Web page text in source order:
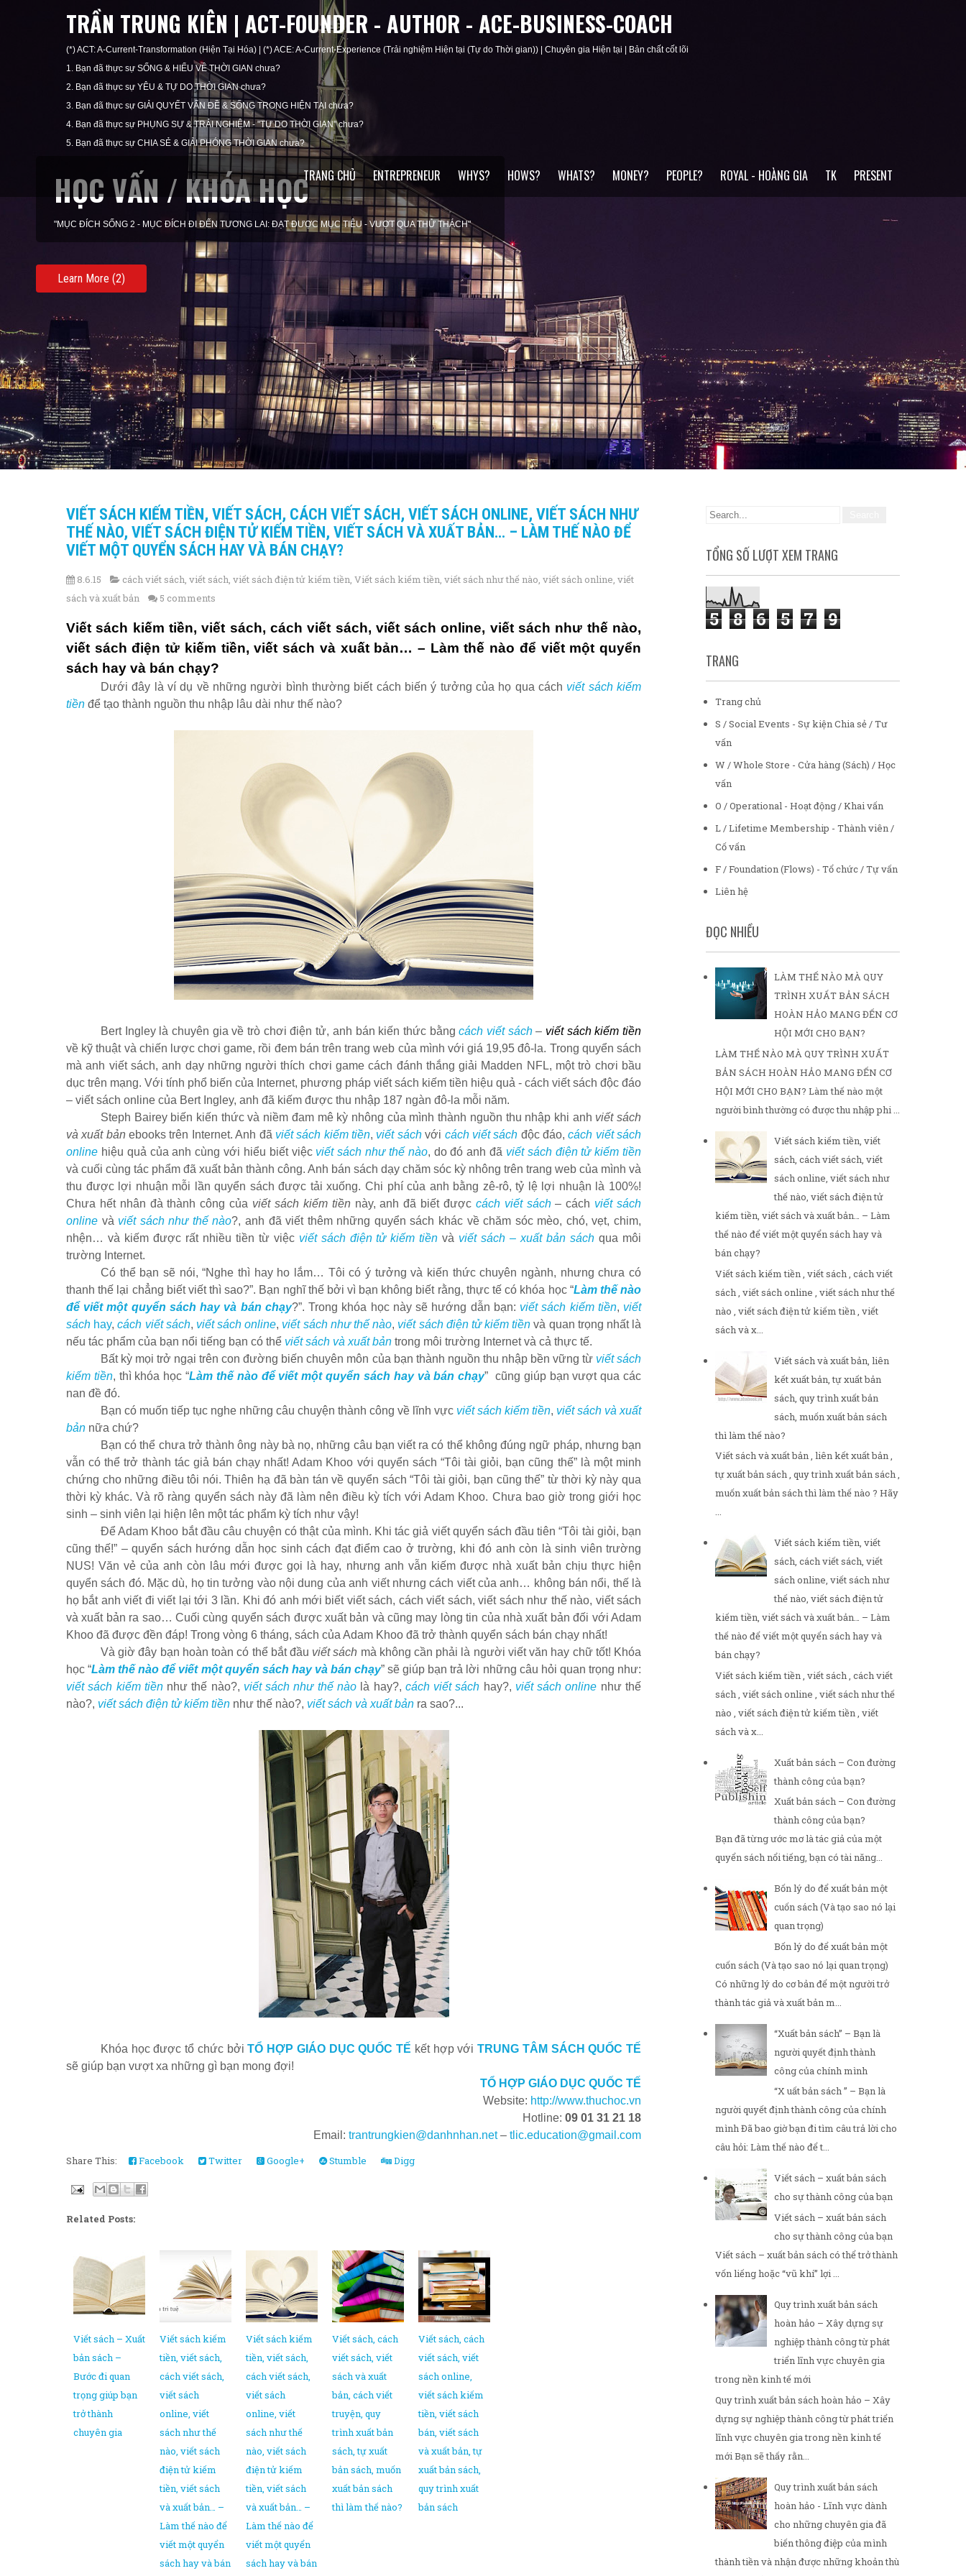
TRẦN TRUNG KIÊN | ACT-FOUNDER - AUTHOR - ACE-BUSINESS-COACH
(*) ACT: A-Current-Transformation (Hiện Tại Hóa) | (*) ACE: A-Current-Experience (Trải nghiệm Hiện tại (Tự do Thời gian)) | Chuyên gia Hiện tại | Bản chất cốt lõi
1. Bạn đã thực sự SỐNG & HIỂU VỀ THỜI GIAN chưa?
2. Bạn đã thực sự YÊU & TỰ DO THỜI GIAN chưa?
3. Bạn đã thực sự GIẢI QUYẾT VẤN ĐỀ & SỐNG TRONG HIỆN TẠI chưa?
4. Bạn đã thực sự PHỤNG SỰ & TRẢI NGHIỆM - "TỰ DO THỜI GIAN" chưa?
5. Bạn đã thực sự CHIA SẺ & GIẢI PHÓNG THỜI GIAN chưa?
TRANG CHỦ ENTREPRENEUR WHYS? HOWS? WHATS? MONEY? PEOPLE? ROYAL - HOÀNG GIA TK PRESENT
KHAI VẤN / HUẤN LUYỆN CÁ NHÂN
"MỤC ĐÍCH SỐNG 3 - MỤC ĐÍCH TRONG HIỆN TẠI: SỐNG THEO ĐÚNG MỤC ĐÍCH"
Learn More (3)
VIẾT SÁCH KIẾM TIỀN, VIẾT SÁCH, CÁCH VIẾT SÁCH, VIẾT SÁCH ONLINE, VIẾT SÁCH NHƯ
THẾ NÀO, VIẾT SÁCH ĐIỆN TỬ KIẾM TIỀN, VIẾT SÁCH VÀ XUẤT BẢN… – LÀM THẾ NÀO ĐỂ
VIẾT MỘT QUYỂN SÁCH HAY VÀ BÁN CHẠY?
8.6.15 cách viết sách, viết sách, viết sách điện tử kiếm tiền, Viết sách kiếm tiền, viết sách như thế nào, viết sách online, viết
sách và xuất bản
5 comments
Viết sách kiếm tiền,viết sách, cách viết sách, viết sách online, viết sách như thế nào,
viết sách điện tử kiếm tiền,viết sách và xuất bản… – Làm thế nào để viết một quyển
sách hay và bán chạy?
Dưới đây là ví dụ về những người bình thường biết cách biến ý tưởng của họ qua cách viết sách kiếm
tiền để tạo thành nguồn thu nhập lâu dài như thế nào?
Bert Ingley là chuyên gia về trò chơi điện tử, anh bán kiến thức bằngcách viết sách– viết sách kiếm tiền
về kỹ thuật và chiến lược chơi game, rồi đem bán trên trang web của mình với giá 19,95 đô-la. Trong quyển sách
mà anh viết sách, anh dạy những người thích chơi game cách đánh thắng giải Madden NFL, một trò chơi bầu
dục trên mạng. Với tính phổ biến của Internet, phương pháp viết sách kiếm tiền hiệu quả - cách viết sách độc đáo
– viết sách online của Bert Ingley, anh đã kiếm được thu nhập 187 ngàn đô-la mỗi năm.
Steph Bairey biến kiến thức và niềm đam mê kỳ nhông của mình thành nguồn thu nhập khi anh viết sách
và xuất bảnebooks trên Internet. Anh đã viết sách kiếm tiền, viết sáchvới cách viết sách độc đáo,cách viết sách
online hiệu quả của anh cùng với hiểu biết việc viết sách như thế nào, do đó anh đã viết sách điện tử kiếm tiền
và cuối cùng tác phẩm đã xuất bản thành công. Anh bán sách dạy chăm sóc kỳ nhông trên trang web của mình và
thu được lợi nhuận mỗi lần quyển sách được tải xuống. Chi phí của anh bằng zê-rô, tỷ lệ lợi nhuận là 100%!
Chưa hết nhân đà thành công của viết sách kiếm tiềnnày, anh đã biết được cách viết sách– cách viết sách
online và viết sách như thế nào?, anh đã viết thêm những quyển sách khác về chăm sóc mèo, chó, vẹt, chim,
nhện… và kiếm được rất nhiều tiền từ việc viết sách điện tử kiếm tiền và viết sách – xuất bản sách qua môi
trường Internet.
Có thể bạn sẽ nói, “Nghe thì hay ho lắm… Tôi có ý tưởng và kiến thức chuyên ngành, nhưng chưa có
thanh thế lại chẳng biết viết thì sao?”. Bạn nghĩ thế bởi vì bạn không biết rằng, thực tế có khóa học “Làm thế nào
để viết một quyển sách hay và bán chạy?”. Trong khóa học này sẽ hướng dẫn bạn: viết sách kiếm tiền, viết
sách hay,cách viết sách, viết sách online, viết sách như thế nào, viết sách điện tử kiếm tiền và quan trọng nhất là
nếu tác phẩm của bạn nổi tiếng bạn có thể viết sách và xuất bản trong môi trường Internet và cả thực tế.
Bất kỳ mọi trở ngại trên con đường biến chuyên môn của bạn thành nguồn thu nhập bền vững từ viết sách
kiếm tiền, thì khóa học “Làm thế nào để viết một quyển sách hay và bán chạy” cũng giúp bạn vượt qua các
nan đề đó.
Bạn có muốn tiếp tục nghe những câu chuyện thành công về lĩnh vực viết sách kiếm tiền, viết sách và xuất
bản nữa chứ?
Bạn có thể chưa trở thành ông này bà nọ, những câu bạn viết ra có thể không đúng ngữ pháp, nhưng bạn
vẫn có thể trở thành tác giả bán chạy nhất! Adam Khoo với quyển sách “Tôi tài giỏi, bạn cũng thế” là một minh
chứng cho những điều tôi nói. Thiên hạ đã bàn tán về quyển sách “Tôi tài giỏi, bạn cũng thế” từ thời kỳ này qua
thời kỳ khác. Và rõ ràng quyển sách này đã làm nên điều kỳ tích với Adam Khoo. Chưa bao giờ trong giới học
sinh – sinh viên lại hiện lên một tác phẩm kỳ tích như vậy!
Để Adam Khoo bắt đầu câu chuyện có thật của mình. Khi tác giả viết quyển sách đầu tiên “Tôi tài giỏi, bạn
cũng thế!” – quyển sách hướng dẫn học sinh cách đạt điểm cao ở trường, khi đó anh còn là sinh viên trường
NUS! Văn vẻ của anh còn lâu mới được gọi là hay, nhưng anh vẫn kiếm được nhà xuất bản chịu thực hiện
quyển sách đó. Mặc dù, họ tin tưởng vào nội dung của anh viết nhưng cách viết của anh… không bán nổi, thế là
họ bắt anh viết đi viết lại tới 3 lần. Khi đó anh mới biết viết sách, cách viết sách, viết sách như thế nào, viết sách
và xuất bản ra sao… Cuối cùng quyển sách được xuất bản và cũng may lòng tin của nhà xuất bản đối với Adam
Khoo đã được đền đáp! Trong vòng 6 tháng, sách của Adam Khoo đã trở thành quyển sách bán chạy nhất!
Và giờ đây bạn hoàn toàn có thể bắt đầu viết sách mà không cần phải là người viết văn hay chữ tốt! Khóa
học “Làm thế nào để viết một quyển sách hay và bán chạy” sẽ giúp bạn trả lời những câu hỏi quan trọng như:
viết sách kiếm tiền như thế nào?, viết sách như thế nào là hay?, cách viết sách hay?, viết sách online như thế
nào?, viết sách điện tử kiếm tiền như thế nào?, viết sách và xuất bản ra sao?...
Khóa học được tổ chức bởiTỔ HỢP GIÁO DỤC QUỐC TẾ kết hợp vớiTRUNG TÂM SÁCH QUỐC TẾ
sẽ giúp bạn vượt xa những gì bạn mong đợi!
TỔ HỢP GIÁO DỤC QUỐC TẾ
Website: http://www.thuchoc.vn
Hotline: 09 01 31 21 18
Email: trantrungkien@danhnhan.net– tlic.education@gmail.com
Share This: Facebook Twitter Google+ Stumble Digg
Related Posts:
Viết sách – Xuất
bản sách –
Bước đi quan
trọng giúp bạn
trở thành
chuyên gia
Viết sách kiếm
tiền, viết sách,
cách viết sách,
viết sách
online, viết
sách như thế
nào, viết sách
điện tử kiếm
tiền, viết sách
và xuất bản… –
Làm thế nào để
viết một quyển
sách hay và bán
Viết sách kiếm
tiền, viết sách,
cách viết sách,
viết sách
online, viết
sách như thế
nào, viết sách
điện tử kiếm
tiền, viết sách
và xuất bản… –
Làm thế nào để
viết một quyển
sách hay và bán
Viết sách, cách
viết sách, viết
sách và xuất
bản, cách viết
truyện, quy
trình xuất bản
sách, tự xuất
bản sách, muốn
xuất bản sách
thì làm thế nào?
Viết sách, cách
viết sách, viết
sách online,
viết sách kiếm
tiền, viết sách
bán, viết sách
và xuất bản, tự
xuất bản sách,
quy trình xuất
bản sách
TỔNG SỐ LƯỢT XEM TRANG
5 8 6 5 7 9
TRANG
Trang chủ
S / Social Events - Sự kiện Chia sẻ / Tư
vấn
W / Whole Store - Cửa hàng (Sách) / Học
vấn
O / Operational - Hoạt động / Khai vấn
L / Lifetime Membership - Thành viên /
Cố vấn
F / Foundation (Flows) - Tổ chức / Tự vấn
Liên hệ
ĐỌC NHIỀU
LÀM THẾ NÀO MÀ QUY
TRÌNH XUẤT BẢN SÁCH
HOÀN HẢO MANG ĐẾN CƠ
HỘI MỚI CHO BẠN?
LÀM THẾ NÀO MÀ QUY TRÌNH XUẤT
BẢN SÁCH HOÀN HẢO MANG ĐẾN CƠ
HỘI MỚI CHO BẠN? Làm thế nào một
người bình thường có được thu nhập phi ...
Viết sách kiếm tiền, viết
sách, cách viết sách, viết
sách online, viết sách như
thế nào, viết sách điện tử
kiếm tiền, viết sách và xuất bản… – Làm
thế nào để viết một quyển sách hay và
bán chạy?
Viết sách kiếm tiền , viết sách , cách viết
sách , viết sách online , viết sách như thế
nào , viết sách điện tử kiếm tiền , viết
sách và x...
Viết sách và xuất bản, liên
kết xuất bản, tự xuất bản
sách, quy trình xuất bản
sách, muốn xuất bản sách
thì làm thế nào?
Viết sách và xuất bản , liên kết xuất bản ,
tự xuất bản sách , quy trình xuất bản sách ,
muốn xuất bản sách thì làm thế nào ? Hãy
...
Viết sách kiếm tiền, viết
sách, cách viết sách, viết
sách online, viết sách như
thế nào, viết sách điện tử
kiếm tiền, viết sách và xuất bản… – Làm
thế nào để viết một quyển sách hay và
bán chạy?
Viết sách kiếm tiền , viết sách , cách viết
sách , viết sách online , viết sách như thế
nào , viết sách điện tử kiếm tiền , viết
sách và x...
Xuất bản sách – Con đường
thành công của bạn?
Xuất bản sách – Con đường
thành công của bạn?
Bạn đã từng ước mơ là tác giả của một
quyển sách nổi tiếng, bạn có tài năng...
Bốn lý do để xuất bản một
cuốn sách (Và tạo sao nó lại
quan trọng)
Bốn lý do để xuất bản một
cuốn sách (Và tạo sao nó lại quan trọng)
Có những lý do cơ bản để một người trở
thành tác giả và xuất bản m...
“Xuất bản sách” – Bạn là
người quyết định thành
công của chính mình
“X uất bản sách ” – Bạn là
người quyết định thành công của chính
mình Đã bao giờ bạn đi tìm câu trả lời cho
câu hỏi: Làm thế nào để t...
Viết sách – xuất bản sách
cho sự thành công của bạn
Viết sách – xuất bản sách
cho sự thành công của bạn
Viết sách – xuất bản sách có thể trở thành
vốn liếng hoặc “vũ khí” lợi ...
Quy trình xuất bản sách
hoàn hảo – Xây dựng sự
nghiệp thành công từ phát
triển lĩnh vực chuyên gia
trong nền kinh tế mới
Quy trình xuất bản sách hoàn hảo – Xây
dựng sự nghiệp thành công từ phát triển
lĩnh vực chuyên gia trong nền kinh tế
mới Bạn sẽ thấy rằn...
Quy trình xuất bản sách
hoàn hảo - Lĩnh vực dành
cho những chuyên gia đã
biến thông điệp của mình
thành tiền và nhận được những khoản thù